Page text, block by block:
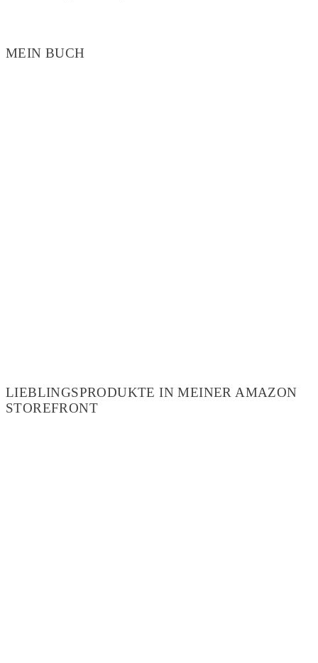
MEIN BUCH
LIEBLINGSPRODUKTE IN MEINER AMAZON
STOREFRONT